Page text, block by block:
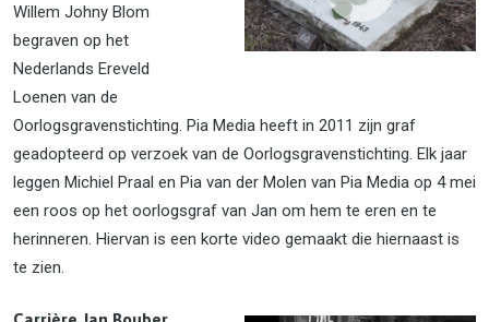
Willem Johny Blom
begraven op het
Nederlands Ereveld
Loenen van de
Oorlogsgravenstichting. Pia Media heeft in 2011 zijn graf
geadopteerd op verzoek van de Oorlogsgravenstichting. Elk jaar
leggen Michiel Praal en Pia van der Molen van Pia Media op 4 mei
een roos op het oorlogsgraf van Jan om hem te eren en te
herinneren. Hiervan is een korte video gemaakt die hiernaast is
te zien.